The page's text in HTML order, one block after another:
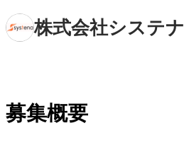
株式会社システナ
募集概要